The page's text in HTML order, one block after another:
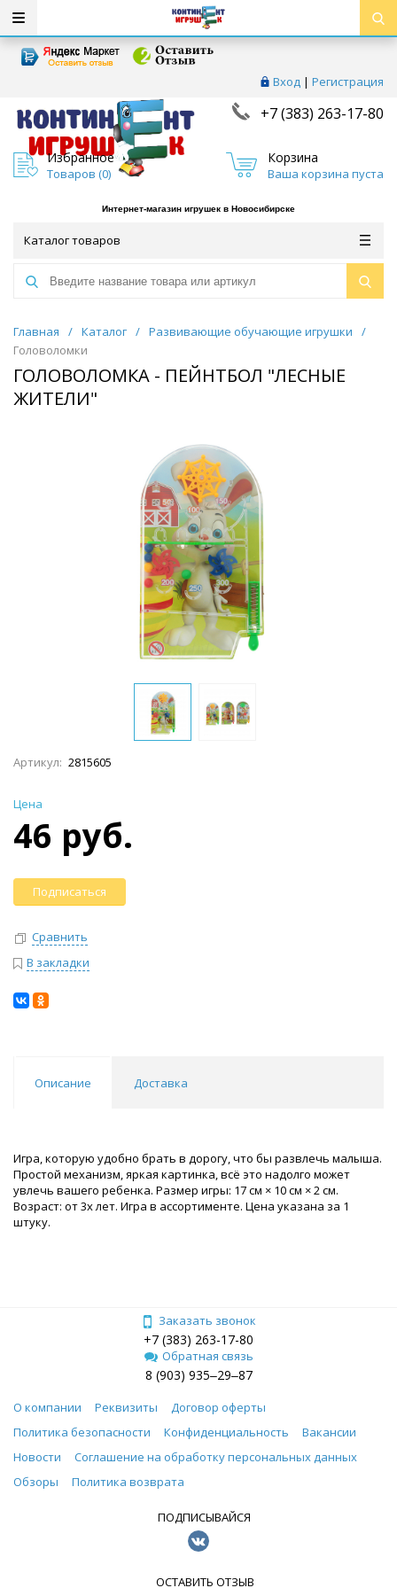
Вход | Регистрация
+7 (383) 263-17-80
Избранное
Товаров (0)
Корзина
Ваша корзина пуста
Интернет-магазин игрушек в Новосибирске
Каталог товаров
Главная / Каталог / Развивающие обучающие игрушки
/
Головоломки
ГОЛОВОЛОМКА - ПЕЙНТБОЛ "ЛЕСНЫЕ
ЖИТЕЛИ"
Артикул: 2815605
Цена
46 руб.
Подписаться
Сравнить
В закладки
Описание Доставка
Игра, которую удобно брать в дорогу, что бы развлечь малыша.
Простой механизм, яркая картинка, всё это надолго может
увлечь вашего ребенка. Размер игры: 17 см × 10 см × 2 см.
Возраст: от 3х лет. Игра в ассортименте. Цена указана за 1
штуку.
Заказать звонок
+7 (383) 263-17-80
Обратная связь
8 (903) 935‒29‒87
О компании Реквизиты
Договор оферты
Политика безопасности
Конфиденциальность
Вакансии
Новости
Соглашение на обработку персональных данных
Обзоры
Политика возврата
ПОДПИСЫВАЙСЯ
ОСТАВИТЬ ОТЗЫВ